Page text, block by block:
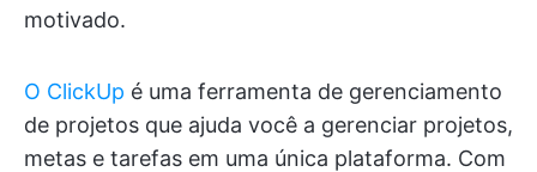
motivado.
O ClickUp é uma ferramenta de gerenciamento
de projetos que ajuda você a gerenciar projetos,
metas e tarefas em uma única plataforma. Com